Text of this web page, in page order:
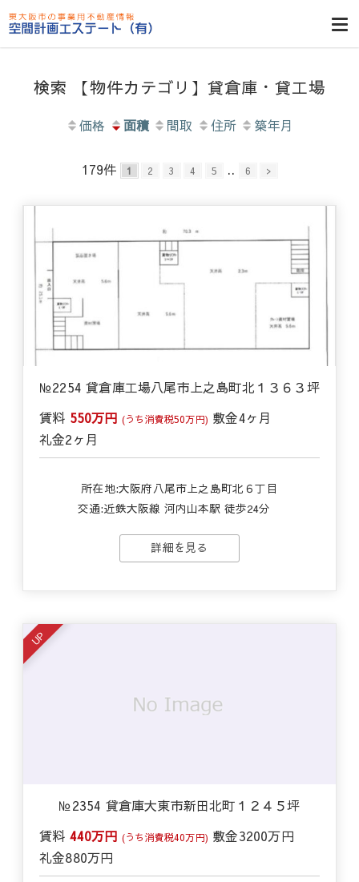
東大阪貸倉
庫・貸し工
場・賃貸事務
所・空室一
覧・空間計画
エステート
検索 【物件カテゴリ】貸倉庫・貸工場
価格 面積 間取 住所 築年月
179件 1 2 3 4 5 .. 6 >
№2254 貸倉庫工場八尾市上之島町北１３６３坪
賃料 550万円 (うち消費税50万円) 敷金4ヶ月
礼金2ヶ月
所在地:大阪府八尾市上之島町北６丁目
交通:近鉄大阪線 河内山本駅 徒歩24分
詳細を見る
UP
№2354 貸倉庫大東市新田北町１２４５坪
賃料 440万円 (うち消費税40万円) 敷金3200万円
礼金880万円